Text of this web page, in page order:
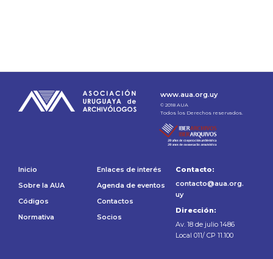
www.aua.org.uy
© 2018 AUA
Todos los Derechos reservados.
Inicio
Sobre la AUA
Códigos
Normativa
Enlaces de interés
Agenda de eventos
Contactos
Socios
Contacto:
contacto@aua.org.
uy
Dirección:
Av. 18 de julio 1486
Local 011/ CP 11.100